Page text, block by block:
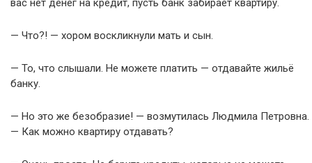
вас нет денег на кредит, пусть банк забирает квартиру.
— Что?! — хором воскликнули мать и сын.
— То, что слышали. Не можете платить — отдавайте жильё
банку.
— Но это же безобразие! — возмутилась Людмила Петровна.
— Как можно квартиру отдавать?